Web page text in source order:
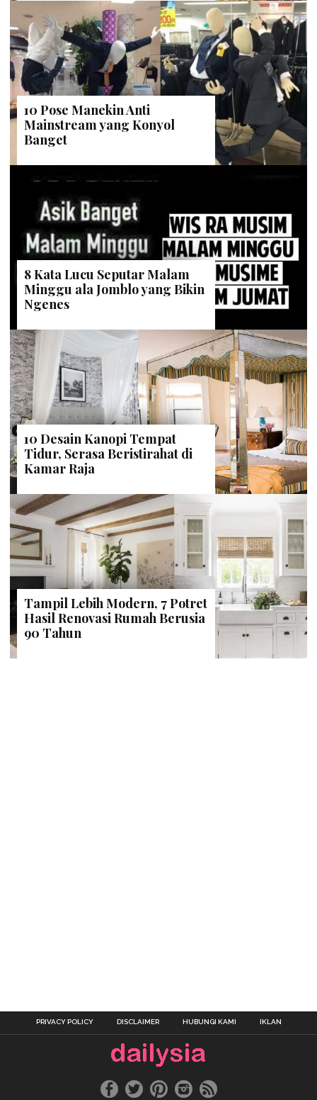
10 Pose Manekin Anti
Mainstream yang Konyol
Banget
8 Kata Lucu Seputar Malam
Minggu ala Jomblo yang Bikin
Ngenes
10 Desain Kanopi Tempat
Tidur, Serasa Beristirahat di
Kamar Raja
Tampil Lebih Modern, 7 Potret
Hasil Renovasi Rumah Berusia
90 Tahun
PRIVACY POLICY DISCLAIMER HUBUNGI KAMI IKLAN